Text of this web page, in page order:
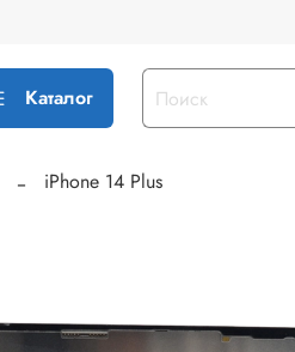
Каталог
iPhone 14 Plus